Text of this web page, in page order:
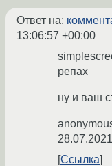
Ответ на:
13:06:57 +00:00
репах
ну и ваш
Ссылка